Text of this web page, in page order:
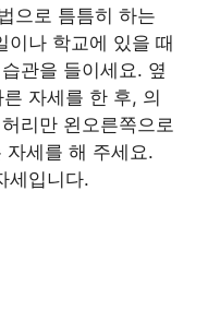
으로 틈틈히 하는
이나 학교에 있을 때
관을 들이세요. 옆
자세를 한 후, 의
리만 왼오른쪽으로
자세를 해 주세요.
세입니다.